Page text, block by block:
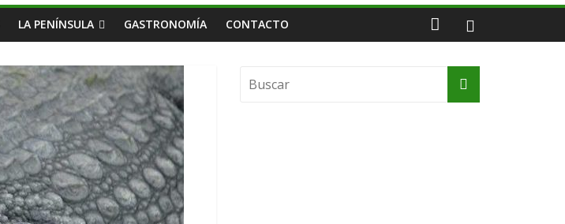
LA PENÍNSULA GASTRONOMÍA CONTACTO